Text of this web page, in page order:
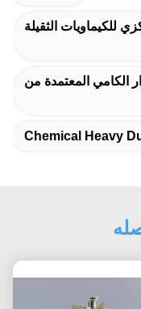
الثقيلة
Chemical Heavy